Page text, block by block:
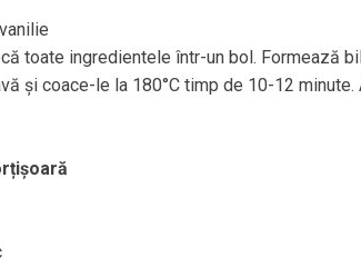
toate ingredientele într-un bol. Formează
și coace-le la 180°C timp de 10-12